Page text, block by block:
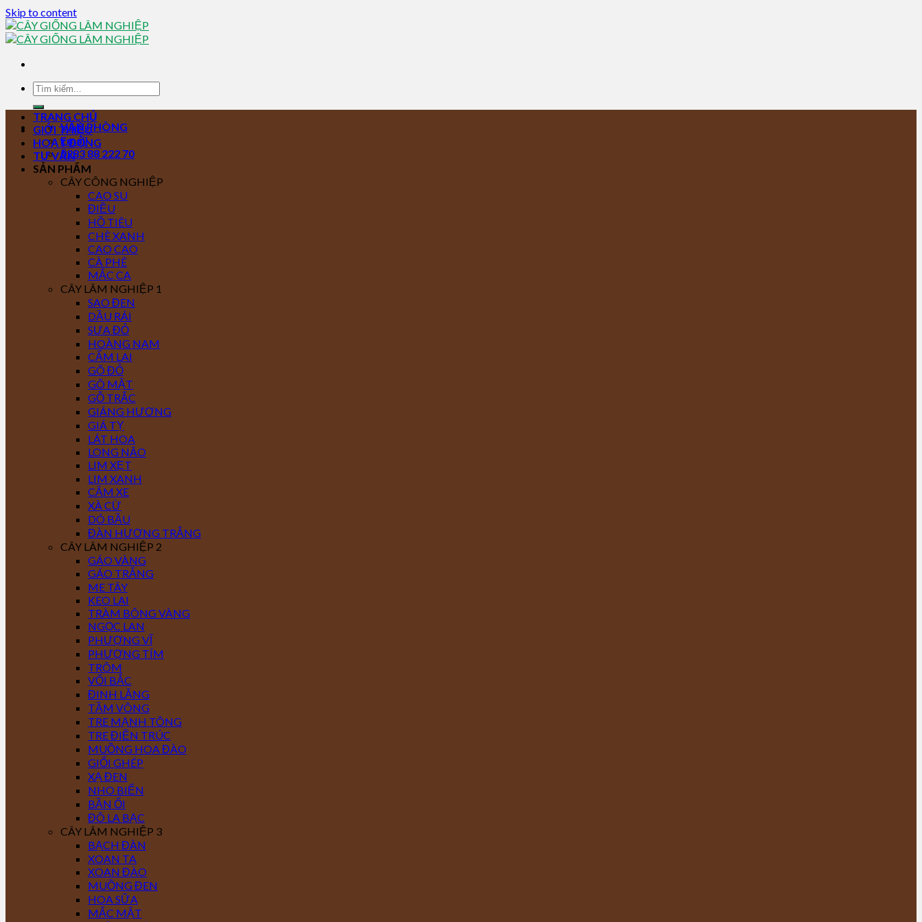
Skip to content
VĂN PHÒNG
Email
0283 88 222 70
TRANG CHỦ
GIỚI THIỆU
HOẠT ĐỘNG
TƯ VẤN
SẢN PHẨM
CÂY CÔNG NGHIỆP
CAO SU
ĐIỀU
HỒ TIÊU
CHÈ XANH
CAO CAO
CÀ PHÊ
MẮC CA
CÂY LÂM NGHIỆP 1
SAO ĐEN
DẦU RÁI
SƯA ĐỎ
HOÀNG NAM
CẨM LAI
GÕ ĐỎ
GÕ MẬT
GỖ TRẮC
GIÁNG HƯƠNG
GIÁ TỴ
LÁT HOA
LONG NÃO
LIM XẸT
LIM XANH
CĂM XE
XÀ CỪ
DÓ BẦU
ĐÀN HƯƠNG TRẮNG
CÂY LÂM NGHIỆP 2
GÁO VÀNG
GÁO TRẮNG
ME TÂY
KEO LAI
TRÀM BÔNG VÀNG
NGỌC LAN
PHƯỢNG VĨ
PHƯỢNG TÍM
TRÔM
VỐI BẮC
ĐINH LĂNG
TẦM VÔNG
TRE MẠNH TÔNG
TRE ĐIỀN TRÚC
MUỒNG HOA ĐÀO
GIỔI GHÉP
XẠ ĐEN
NHO BIỂN
BẦN ỔI
ĐÔ LA BẠC
CÂY LÂM NGHIỆP 3
BẠCH ĐÀN
XOAN TA
XOAN ĐÀO
MUỒNG ĐEN
HOA SỮA
MẮC MẬT